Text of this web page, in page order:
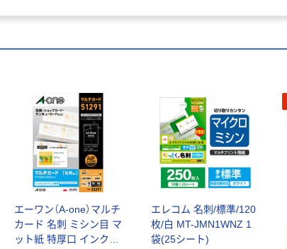
エーワン（A-one）マルチ
カード 名刺 ミシン目 マ
ット紙 特厚口 インクジ
エレコム 名刺/標準/120
枚/白 MT-JMN1WNZ 1
袋(25シート)